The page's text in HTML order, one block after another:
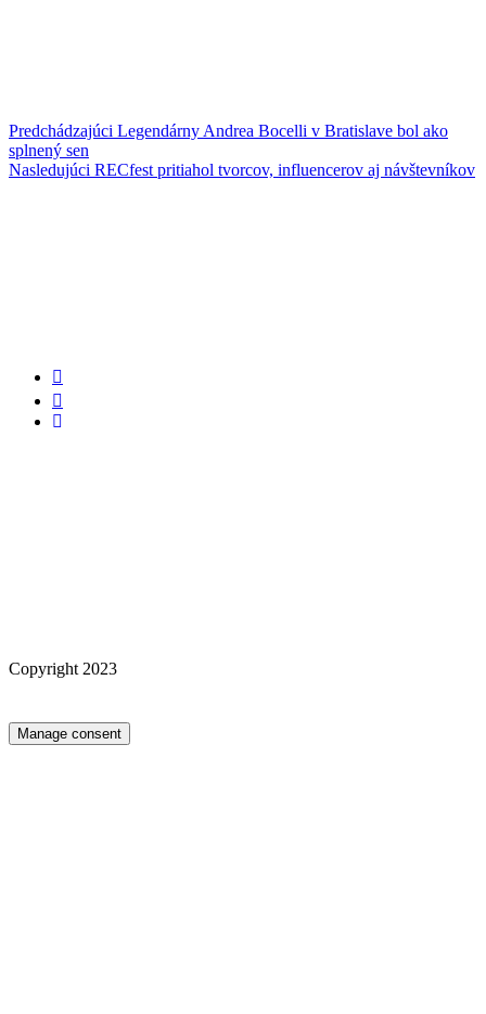
Predchádzajúci Legendárny Andrea Bocelli v Bratislave bol ako
splnený sen
Nasledujúci RECfest pritiahol tvorcov, influencerov aj návštevníkov
Copyright 2023
Manage consent